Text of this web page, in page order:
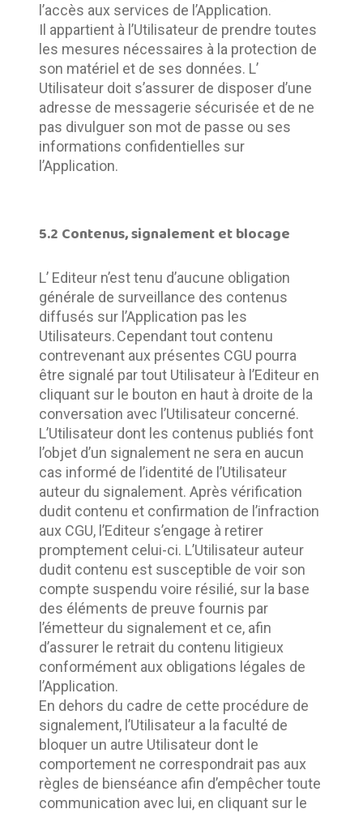
Il appartient à l’Utilisateur de prendre toutes
les mesures nécessaires à la protection de
son matériel et de ses données. L’
Utilisateur doit s’assurer de disposer d’une
adresse de messagerie sécurisée et de ne
pas divulguer son mot de passe ou ses
informations confidentielles sur
l’Application.
5.2 Contenus, signalement et blocage
L’ Editeur n’est tenu d’aucune obligation
générale de surveillance des contenus
diffusés sur l’Application pas les
Utilisateurs.	Cependant tout contenu
contrevenant aux présentes CGU pourra
être signalé par tout Utilisateur à l’Editeur en
cliquant sur le bouton en haut à droite de la
conversation avec l’Utilisateur concerné.
L’Utilisateur dont les contenus publiés font
l’objet d’un signalement ne sera en aucun
cas informé de l’identité de l’Utilisateur
auteur du signalement. Après vérification
dudit contenu et confirmation de l’infraction
aux CGU, l’Editeur s’engage à retirer
promptement celui-ci. L’Utilisateur auteur
dudit contenu est susceptible de voir son
compte suspendu voire résilié, sur la base
des éléments de preuve fournis par
l’émetteur du signalement et ce, afin
d’assurer le retrait du contenu litigieux
conformément aux obligations légales de
En dehors du cadre de cette procédure de
signalement, l’Utilisateur a la faculté de
bloquer un autre Utilisateur dont le
comportement ne correspondrait pas aux
règles de bienséance afin d’empêcher toute
communication avec lui, en cliquant sur le